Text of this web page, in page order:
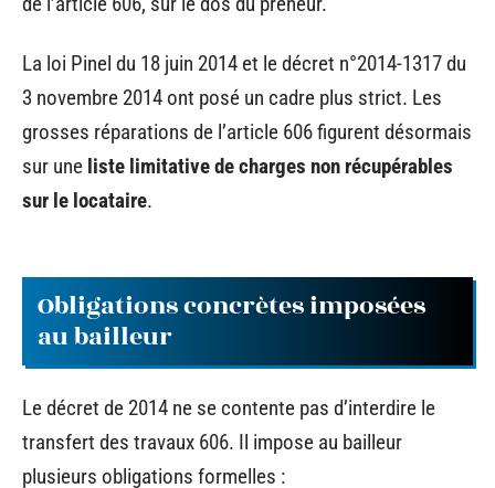
La loi Pinel du 18 juin 2014 et le décret n°2014-1317 du
3 novembre 2014 ont posé un cadre plus strict. Les
grosses réparations de l’article 606 figurent désormais
sur une liste limitative de charges non récupérables
sur le locataire.
Obligations concrètes imposées
au bailleur
Le décret de 2014 ne se contente pas d’interdire le
transfert des travaux 606. Il impose au bailleur
plusieurs obligations formelles :